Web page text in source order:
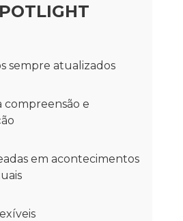
sempre atualizados
compreensão e
em acontecimentos